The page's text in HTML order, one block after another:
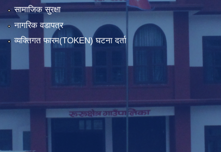
सामाजिक सुरक्षा
नागरिक वडापत्र
व्यक्तिगत फारम(TOKEN) घटना दर्ता